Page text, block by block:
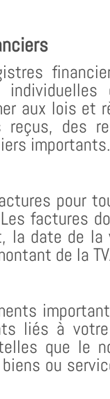
aux lois et
des
importants.
pour
factures
la date de
de la
liés à
que le
ou